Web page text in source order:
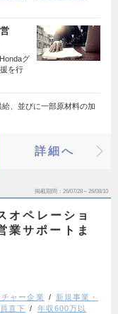
グ
を行
、並びに一部原材料の加
詳細へ
掲載期間 26/07/28～26/08/10
オペレーショ
業サポートま
ャー企業
新規事業・
直下
年収600万以